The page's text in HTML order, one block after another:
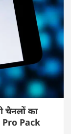
चैनलों का
Pro Pack